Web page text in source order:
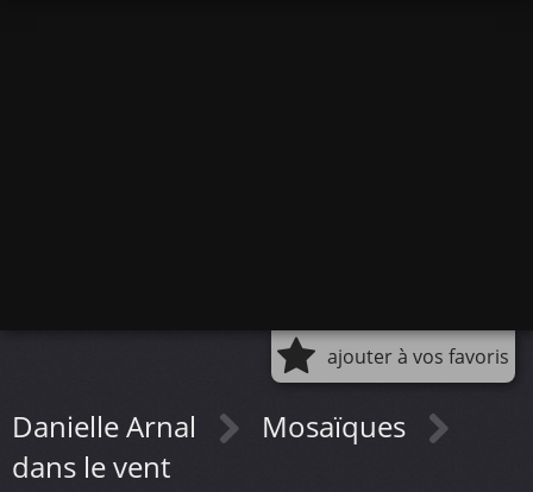
ajouter à vos favoris
Danielle Arnal
Mosaïques
dans le vent